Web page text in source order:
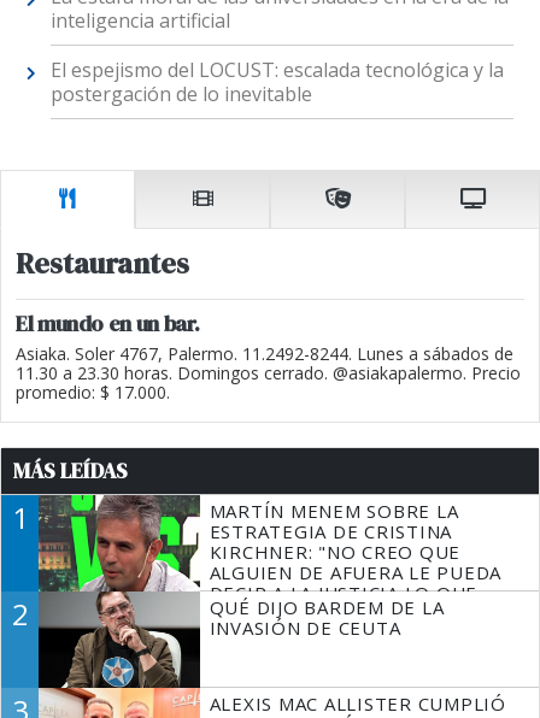
inteligencia artificial
El espejismo del LOCUST: escalada tecnológica y la
postergación de lo inevitable
Restaurantes
El mundo en un bar.
Asiaka. Soler 4767, Palermo. 11.2492-8244. Lunes a sábados de
11.30 a 23.30 horas. Domingos cerrado. @asiakapalermo. Precio
promedio: $ 17.000.
MÁS LEÍDAS
1
MARTÍN MENEM SOBRE LA
ESTRATEGIA DE CRISTINA
KIRCHNER: "NO CREO QUE
ALGUIEN DE AFUERA LE PUEDA
DECIR A LA JUSTICIA LO QUE
TIENE QUE HACER"
2
QUÉ DIJO BARDEM DE LA
INVASIÓN DE CEUTA
ALEXIS MAC ALLISTER CUMPLIÓ